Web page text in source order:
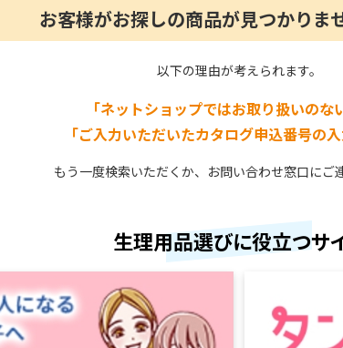
お客様がお探しの商品が見つかりま
以下の理由が考えられます。
「ネットショップではお取り扱いのな
「ご入力いただいたカタログ申込番号の
もう一度検索いただくか、お問い合わせ窓口にご
生理用品選びに役立つサ